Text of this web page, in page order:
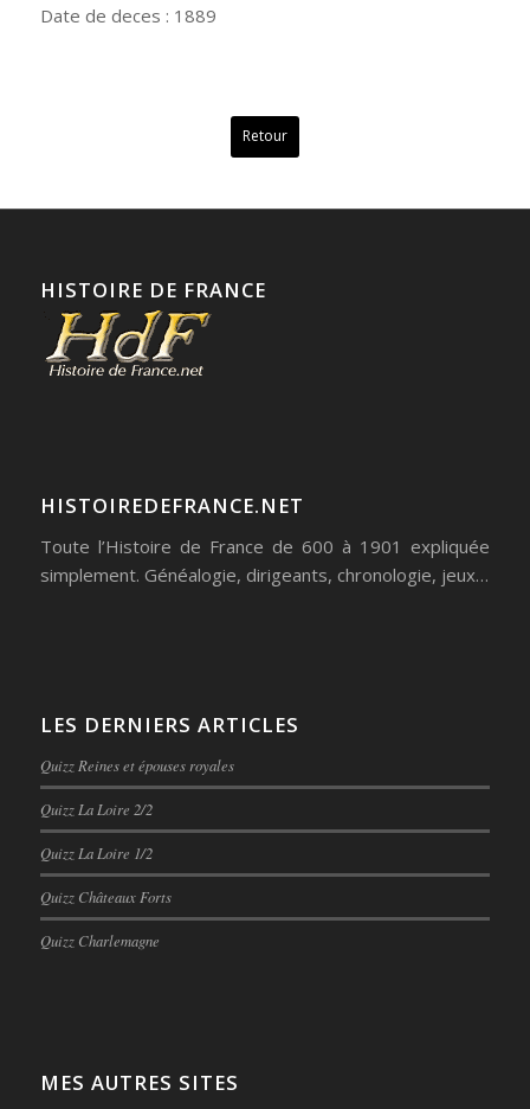
Date de deces : 1889
Retour
HISTOIRE DE FRANCE
HISTOIREDEFRANCE.NET
Toute l’Histoire de France de 600 à 1901 expliquée
simplement. Généalogie, dirigeants, chronologie, jeux…
LES DERNIERS ARTICLES
Quizz Reines et épouses royales
Quizz La Loire 2/2
Quizz La Loire 1/2
Quizz Châteaux Forts
Quizz Charlemagne
MES AUTRES SITES